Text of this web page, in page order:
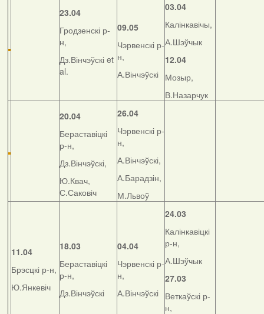
23.04
Гродзенскі р-
н,
Дз.Вінчэўскі et
al.
09.05
Чэрвенскі р-
н,
А.Вінчэўскі
03.04
Калінкавічы,
А.Шэўчык
12.04
Мозыр,
В.Назарчук
20.04
Бераставіцкі
р-н,
Дз.Вінчэўскі,
Ю.Квач,
С.Саковіч
26.04
Чэрвенскі р-
н,
А.Вінчэўскі,
А.Барадзін,
М.Львоў
11.04
Брэсцкі р-н,
Ю.Янкевіч
18.03
Бераставіцкі
р-н,
Дз.Вінчэўскі
04.04
Чэрвенскі р-
н,
А.Вінчэўскі
24.03
Калінкавіцкі
р-н,
А.Шэўчык
27.03
Веткаўскі р-
н,